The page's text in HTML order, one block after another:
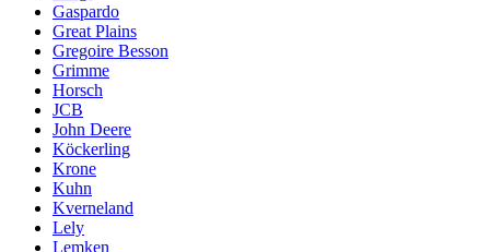
Gaspardo
Great Plains
Gregoire Besson
Grimme
Horsch
JCB
John Deere
Köckerling
Krone
Kuhn
Kverneland
Lely
Lemken